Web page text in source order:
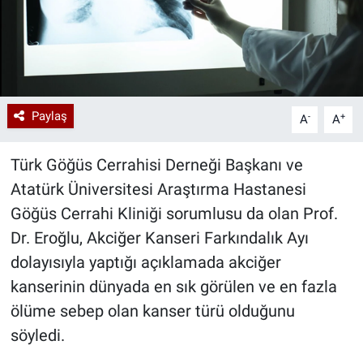
Paylaş A- A+
Türk Göğüs Cerrahisi Derneği Başkanı ve
Atatürk Üniversitesi Araştırma Hastanesi
Göğüs Cerrahi Kliniği sorumlusu da olan Prof.
Dr. Eroğlu, Akciğer Kanseri Farkındalık Ayı
dolayısıyla yaptığı açıklamada akciğer
kanserinin dünyada en sık görülen ve en fazla
ölüme sebep olan kanser türü olduğunu
söyledi.
Sağlık
Ramazan